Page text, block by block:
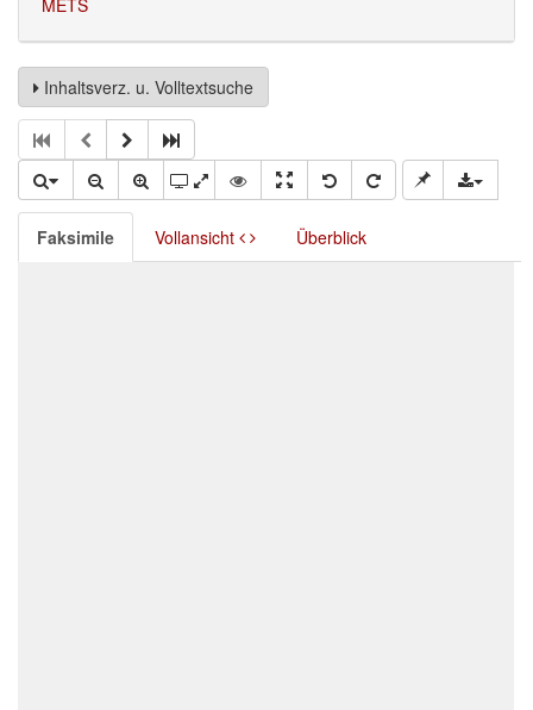
Inhaltsverz. u. Volltextsuche
Faksimile Vollansicht Überblick